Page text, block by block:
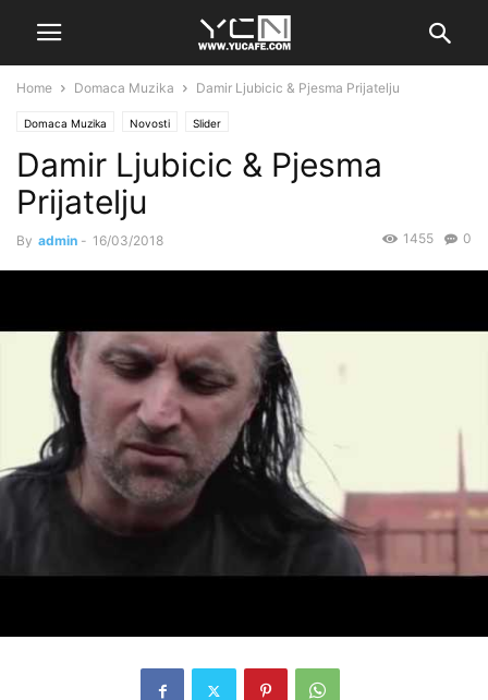
Home Domaca Muzika Damir Ljubicic & Pjesma Prijatelju
Domaca Muzika Novosti Slider
Damir Ljubicic & Pjesma
Prijatelju
By admin - 16/03/2018 0
1455